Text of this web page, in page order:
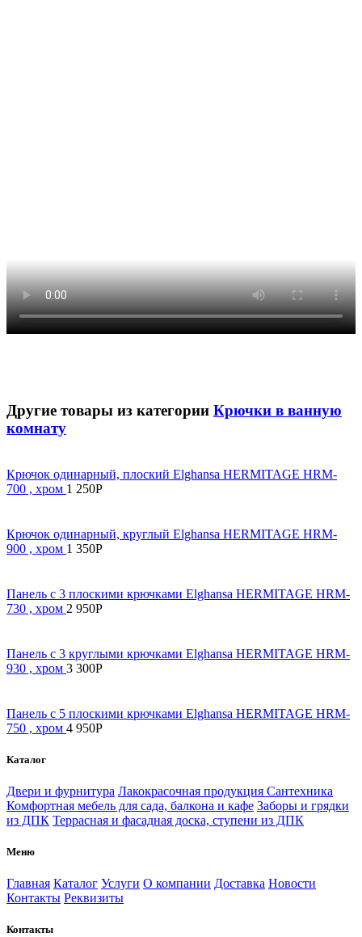
Другие товары из категории Крючки в ванную
комнату
Крючок одинарный, плоский Elghansa HERMITAGE HRM-
700 , хром 1 250Р
Крючок одинарный, круглый Elghansa HERMITAGE HRM-
900 , хром 1 350Р
Панель с 3 плоскими крючками Elghansa HERMITAGE HRM-
730 , хром 2 950Р
Панель с 3 круглыми крючками Elghansa HERMITAGE HRM-
930 , хром 3 300Р
Панель с 5 плоскими крючками Elghansa HERMITAGE HRM-
750 , хром 4 950Р
Каталог
Двери и фурнитура Лакокрасочная продукция Сантехника
Комфортная мебель для сада, балкона и кафе Заборы и грядки
из ДПК Террасная и фасадная доска, ступени из ДПК
Меню
Главная Каталог Услуги О компании Доставка Новости
Контакты Реквизиты
Контакты